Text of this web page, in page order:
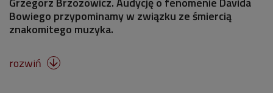
Bowiego przypominamy w związku ze śmiercią
znakomitego muzyka.
rozwiń 